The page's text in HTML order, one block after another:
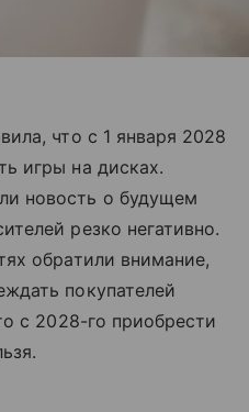
что с 1 января 2028
игры на дисках.
новость о будущем
резко негативно.
обратили внимание,
покупателей
с 2028-го приобрести